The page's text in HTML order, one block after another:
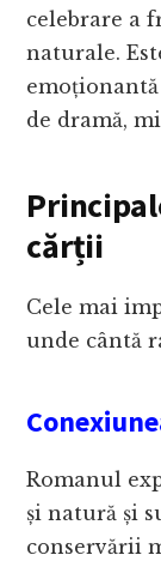
celebrare a
naturale.
de dramă,
cărții
Cele mai
unde cântă
Romanul
și natură și
conservării